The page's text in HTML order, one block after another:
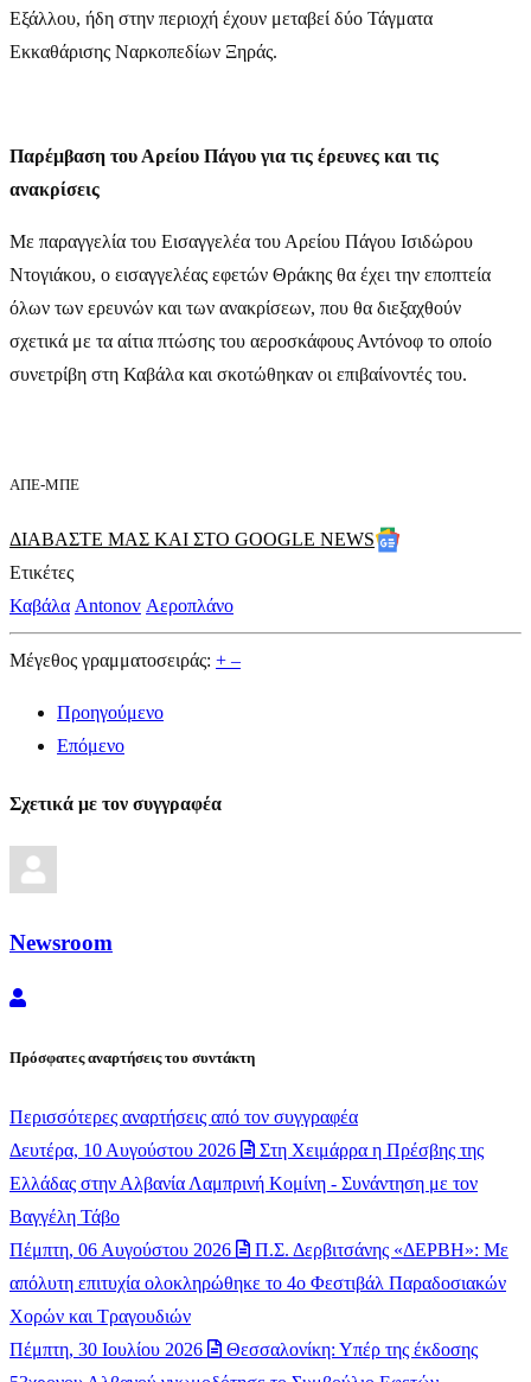
Εξάλλου, ήδη στην περιοχή έχουν μεταβεί δύο Τάγματα
Εκκαθάρισης Ναρκοπεδίων Ξηράς.
Παρέμβαση του Αρείου Πάγου για τις έρευνες και τις
ανακρίσεις
Με παραγγελία του Εισαγγελέα του Αρείου Πάγου Ισιδώρου
Ντογιάκου, ο εισαγγελέας εφετών Θράκης θα έχει την εποπτεία
όλων των ερευνών και των ανακρίσεων, που θα διεξαχθούν
σχετικά με τα αίτια πτώσης του αεροσκάφους Αντόνοφ το οποίο
συνετρίβη στη Καβάλα και σκοτώθηκαν οι επιβαίνοντές του.
ΑΠΕ-ΜΠΕ
ΔΙΑΒΑΣΤΕ ΜΑΣ ΚΑΙ ΣΤΟ GOOGLE NEWS
Ετικέτες
Καβάλα Antonov Αεροπλάνο
Μέγεθος γραμματοσειράς: + –
Προηγούμενο
Επόμενο
Σχετικά με τον συγγραφέα
Newsroom
Newsroom
Πρόσφατες αναρτήσεις του συντάκτη
Περισσότερες αναρτήσεις από τον συγγραφέα
Δευτέρα, 10 Αυγούστου 2026
Στη Χειμάρρα η Πρέσβης της
Ελλάδας στην Αλβανία Λαμπρινή Κομίνη - Συνάντηση με τον
Βαγγέλη Τάβο
Πέμπτη, 06 Αυγούστου 2026
Π.Σ. Δερβιτσάνης «ΔΕΡΒΗ»: Με
απόλυτη επιτυχία ολοκληρώθηκε το 4ο Φεστιβάλ Παραδοσιακών
Χορών και Τραγουδιών
Πέμπτη, 30 Ιουλίου 2026
Θεσσαλονίκη: Υπέρ της έκδοσης